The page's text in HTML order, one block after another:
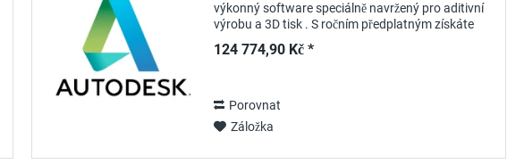
výkonný software speciálně navržený pro aditivní
výrobu a 3D tisk . S ročním předplatným získáte
124 774,90 Kč *
Porovnat
Záložka